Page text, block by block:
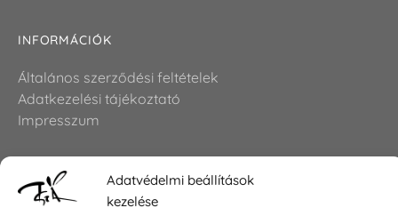
Adatvédelmi beállítások
kezelése
INFORMÁCIÓK
Általános szerződési feltételek
Adatkezelési tájékoztató
Impresszum
KAPCSOLAT